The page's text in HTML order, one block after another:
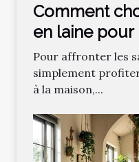
Comment
en laine
optimal ?
Pour affronter les
simplement
à la maison,...